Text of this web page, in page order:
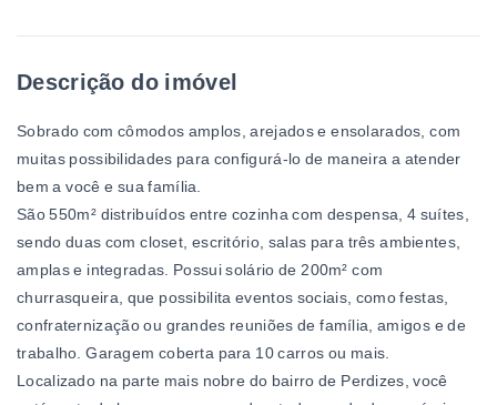
Descrição do imóvel
Sobrado com cômodos amplos, arejados e ensolarados, com
muitas possibilidades para configurá-lo de maneira a atender
bem a você e sua família.
São 550m² distribuídos entre cozinha com despensa, 4 suítes,
sendo duas com closet, escritório, salas para três ambientes,
amplas e integradas. Possui solário de 200m² com
churrasqueira, que possibilita eventos sociais, como festas,
confraternização ou grandes reuniões de família, amigos e de
trabalho. Garagem coberta para 10 carros ou mais.
Localizado na parte mais nobre do bairro de Perdizes, você